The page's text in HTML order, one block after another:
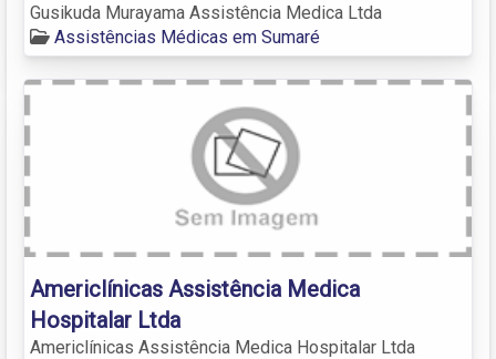
Gusikuda Murayama Assistência Medica Ltda
Assistências Médicas em Sumaré
Americlínicas Assistência Medica
Hospitalar Ltda
Americlínicas Assistência Medica Hospitalar Ltda